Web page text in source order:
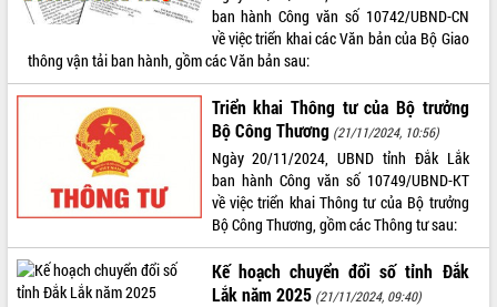
ban hành Công văn số 10742/UBND-CN
về việc triển khai các Văn bản của Bộ Giao
thông vận tải ban hành, gồm các Văn bản sau:
Triển khai Thông tư của Bộ trưởng
Bộ Công Thương (21/11/2024, 10:56)
Ngày 20/11/2024, UBND tỉnh Đắk Lắk
ban hành Công văn số 10749/UBND-KT
về việc triển khai Thông tư của Bộ trưởng
Bộ Công Thương, gồm các Thông tư sau:
Kế hoạch chuyển đổi số tỉnh Đắk
Lắk năm 2025 (21/11/2024, 09:40)